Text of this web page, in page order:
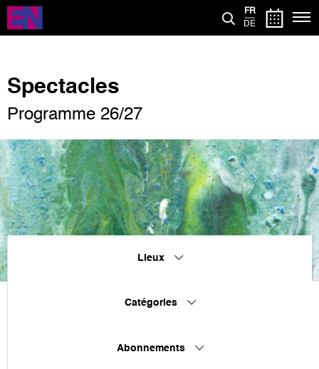
Aller
contenu
FR
DE
Spectacles
Programme 26/27
Lieux
Catégories
Abonnements